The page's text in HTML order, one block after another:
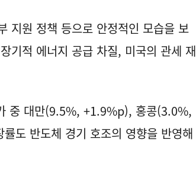
지원 정책 등으로 안정적인 모습을 보
기적 에너지 공급 차질, 미국의 관세 재
중 대만(9.5%, +1.9%p), 홍콩(3.0%,
도 반도체 경기 호조의 영향을 반영해